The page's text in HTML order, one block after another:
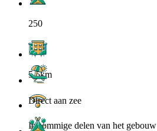
250
5.5km
In sommige delen van het gebouw
Direct aan zee